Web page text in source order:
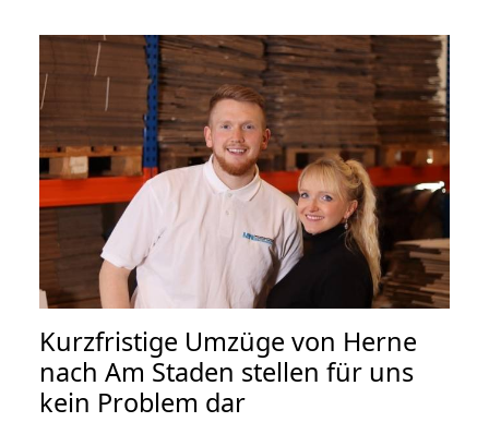
Kurzfristige Umzüge von Herne
nach Am Staden stellen für uns
kein Problem dar